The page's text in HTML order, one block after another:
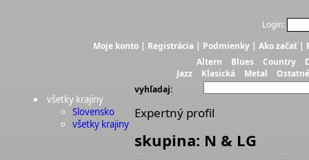
Login:
Moje konto | Registrácia | Podmienky | Ako začať|
Altern
Blues Country
Jazz
Klasická Metal
Ostatné
vyhľadaj:
všetky krajiny
Slovensko
všetky krajiny
Expertný profil
skupina: N & LG